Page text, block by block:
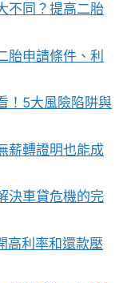
不同？提高二胎
胎申請條件、利
！5大風險陷阱與
薪轉證明也能成
決車貸危機的完
高利率和還款壓